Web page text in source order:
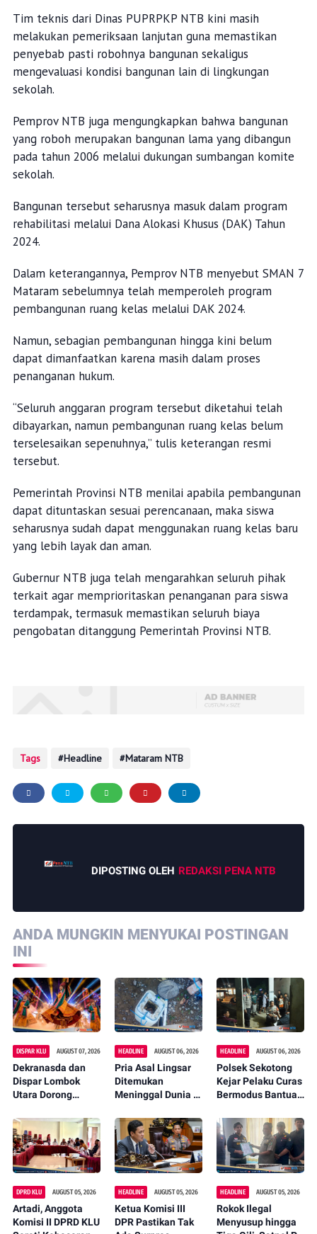
Tim teknis dari Dinas PUPRPKP NTB kini masih
melakukan pemeriksaan lanjutan guna memastikan
penyebab pasti robohnya bangunan sekaligus
mengevaluasi kondisi bangunan lain di lingkungan
sekolah.
Pemprov NTB juga mengungkapkan bahwa bangunan
yang roboh merupakan bangunan lama yang dibangun
pada tahun 2006 melalui dukungan sumbangan komite
sekolah.
Bangunan tersebut seharusnya masuk dalam program
rehabilitasi melalui Dana Alokasi Khusus (DAK) Tahun
2024.
Dalam keterangannya, Pemprov NTB menyebut SMAN 7
Mataram sebelumnya telah memperoleh program
pembangunan ruang kelas melalui DAK 2024.
Namun, sebagian pembangunan hingga kini belum
dapat dimanfaatkan karena masih dalam proses
penanganan hukum.
“Seluruh anggaran program tersebut diketahui telah
dibayarkan, namun pembangunan ruang kelas belum
terselesaikan sepenuhnya,” tulis keterangan resmi
tersebut.
Pemerintah Provinsi NTB menilai apabila pembangunan
dapat dituntaskan sesuai perencanaan, maka siswa
seharusnya sudah dapat menggunakan ruang kelas baru
yang lebih layak dan aman.
Gubernur NTB juga telah mengarahkan seluruh pihak
terkait agar memprioritaskan penanganan para siswa
terdampak, termasuk memastikan seluruh biaya
pengobatan ditanggung Pemerintah Provinsi NTB.
Tags Headline Mataram NTB
DIPOSTING OLEH REDAKSI PENA NTB
ANDA MUNGKIN MENYUKAI POSTINGAN
INI
DISPAR KLU AUGUST 07, 2026
Dekranasda dan
Dispar Lombok
Utara Dorong
Lokal Lewat
Fashion Street
2026
HEADLINE AUGUST 06, 2026
Pria Asal Lingsar
Ditemukan
Meninggal Dunia di
Lembar Saat
Mencari Belut
HEADLINE AUGUST 06, 2026
Polsek Sekotong
Kejar Pelaku Curas
Bermodus Bantuan
Penculikan Anak
Dipastikan Hoaks
DPRD KLU AUGUST 05, 2026
Artadi, Anggota
Komisi II DPRD KLU
HEADLINE AUGUST 05, 2026
Ketua Komisi III
DPR Pastikan Tak
HEADLINE AUGUST 05, 2026
Rokok Ilegal
Menyusup hingga